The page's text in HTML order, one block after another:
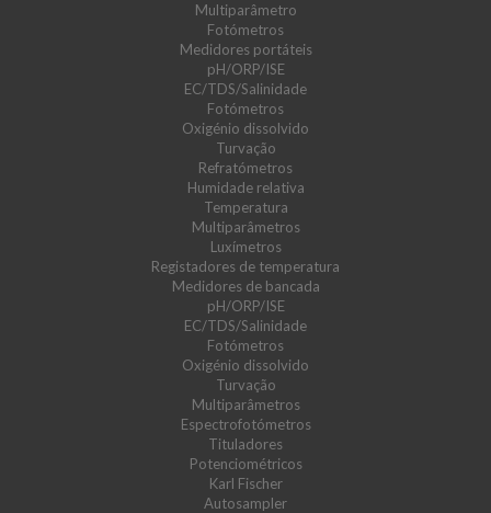
Multiparâmetro
Fotómetros
Medidores portáteis
pH/ORP/ISE
EC/TDS/Salinidade
Fotómetros
Oxigénio dissolvido
Turvação
Refratómetros
Humidade relativa
Temperatura
Multiparâmetros
Luxímetros
Registadores de temperatura
Medidores de bancada
pH/ORP/ISE
EC/TDS/Salinidade
Fotómetros
Oxigénio dissolvido
Turvação
Multiparâmetros
Espectrofotómetros
Tituladores
Potenciométricos
Karl Fischer
Autosampler